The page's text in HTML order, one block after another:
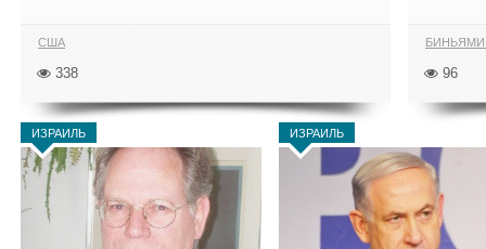
США
338 96
ИЗРАИЛЬ ИЗРАИЛЬ